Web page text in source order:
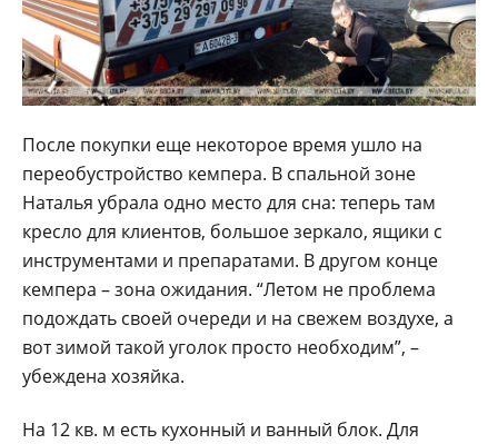
После покупки еще некоторое время ушло на
переобустройство кемпера. В спальной зоне
Наталья убрала одно место для сна: теперь там
кресло для клиентов, большое зеркало, ящики с
инструментами и препаратами. В другом конце
кемпера – зона ожидания. “Летом не проблема
подождать своей очереди и на свежем воздухе, а
вот зимой такой уголок просто необходим”, –
убеждена хозяйка.
На 12 кв. м есть кухонный и ванный блок. Для